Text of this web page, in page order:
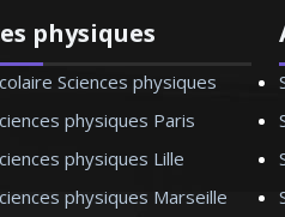
physiques
Sciences physiques
physiques Paris
physiques Lille
physiques Marseille